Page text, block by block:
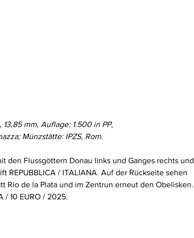
mm, Auflage: 1.500 in PP,
Münzstätte: IPZS, Rom.
den Flussgöttern Donau links und Ganges rechts und
REPUBBLICA / ITALIANA. Auf der Rückseite sehen
Rio de la Plata und im Zentrun erneut den Obelisken.
/ 10 EURO / 2025.